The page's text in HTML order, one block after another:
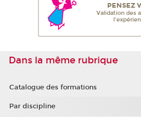
PENSEZ
Validation des
Dans la même rubrique
Catalogue des formations
Par discipline